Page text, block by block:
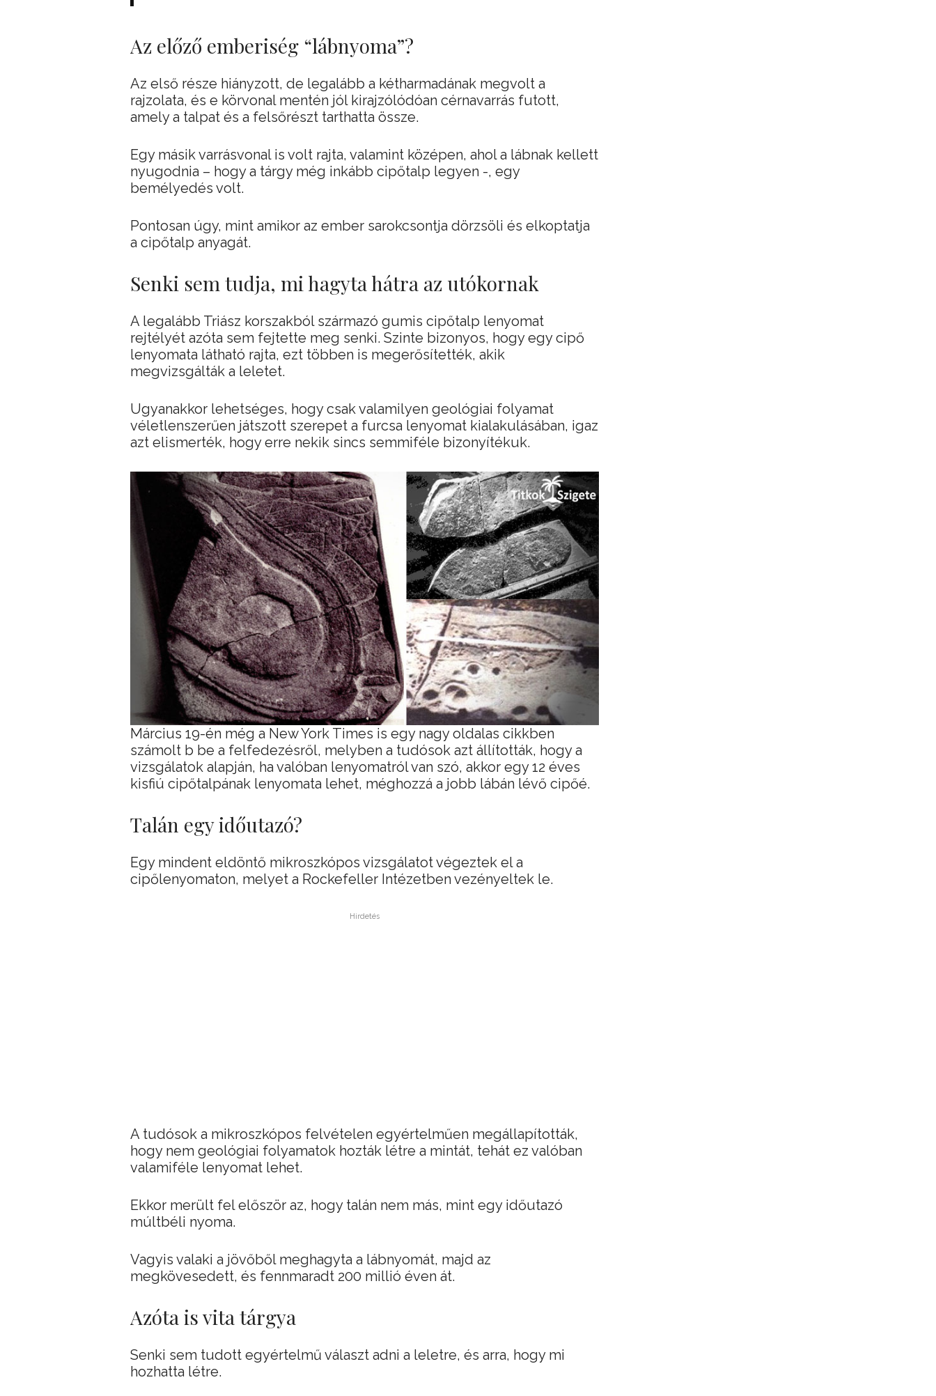
Az előző emberiség “lábnyoma”?
Az első része hiányzott, de legalább a kétharmadának megvolt a
rajzolata, és e körvonal mentén jól kirajzólódóan cérnavarrás futott,
amely a talpat és a felsőrészt tarthatta össze.
Egy másik varrásvonal is volt rajta, valamint középen, ahol a lábnak kellett
nyugodnia – hogy a tárgy még inkább cipőtalp legyen -, egy
bemélyedés volt.
Pontosan úgy, mint amikor az ember sarokcsontja dörzsöli és elkoptatja
a cipőtalp anyagát.
Senki sem tudja, mi hagyta hátra az utókornak
A legalább Triász korszakból származó gumis cipőtalp lenyomat
rejtélyét azóta sem fejtette meg senki. Szinte bizonyos, hogy egy cipő
lenyomata látható rajta, ezt többen is megerősítették, akik
megvizsgálták a leletet.
Ugyanakkor lehetséges, hogy csak valamilyen geológiai folyamat
véletlenszerűen játszott szerepet a furcsa lenyomat kialakulásában, igaz
azt elismerték, hogy erre nekik sincs semmiféle bizonyítékuk.
Március 19-én még a New York Times is egy nagy oldalas cikkben
számolt b be a felfedezésről, melyben a tudósok azt állították, hogy a
vizsgálatok alapján, ha valóban lenyomatról van szó, akkor egy 12 éves
kisfiú cipőtalpának lenyomata lehet, méghozzá a jobb lábán lévő cipőé.
Talán egy időutazó?
Egy mindent eldöntő mikroszkópos vizsgálatot végeztek el a
cipőlenyomaton, melyet a Rockefeller Intézetben vezényeltek le.
Hirdetés
A tudósok a mikroszkópos felvételen egyértelműen megállapították,
hogy nem geológiai folyamatok hozták létre a mintát, tehát ez valóban
valamiféle lenyomat lehet.
Ekkor merült fel először az, hogy talán nem más, mint egy időutazó
múltbéli nyoma.
Vagyis valaki a jövőből meghagyta a lábnyomát, majd az
megkövesedett, és fennmaradt 200 millió éven át.
Azóta is vita tárgya
Senki sem tudott egyértelmű választ adni a leletre, és arra, hogy mi
hozhatta létre.